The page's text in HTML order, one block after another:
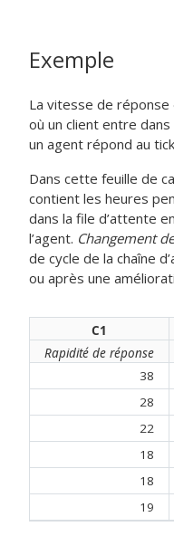
Exemple
La vitesse de
où un client entre
un agent répond au
Dans cette feuille de
contient les heures
dans la file d’attente
l’agent. Changement
de cycle de la chaîne
ou après une
C1
Rapidité de réponse
38
28
22
18
18
19